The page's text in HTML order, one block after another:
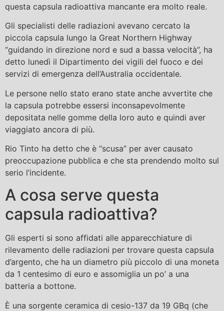
questa capsula radioattiva mancante era molto reale.
Gli specialisti delle radiazioni avevano cercato la
piccola capsula lungo la Great Northern Highway
“guidando in direzione nord e sud a bassa velocità”, ha
detto lunedì il Dipartimento dei vigili del fuoco e dei
servizi di emergenza dell’Australia occidentale.
Le persone nello stato erano state anche avvertite che
la capsula potrebbe essersi inconsapevolmente
depositata nelle gomme della loro auto e quindi aver
viaggiato ancora di più.
Rio Tinto ha detto che è “scusa” per aver causato
preoccupazione pubblica e che sta prendendo molto sul
serio l’incidente.
A cosa serve questa
capsula radioattiva?
Gli esperti si sono affidati alle apparecchiature di
rilevamento delle radiazioni per trovare questa capsula
d’argento, che ha un diametro più piccolo di una moneta
da 1 centesimo di euro e assomiglia un po’ a una
batteria a bottone.
È una sorgente ceramica di cesio-137 da 19 GBq (che